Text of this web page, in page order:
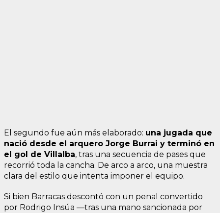
El segundo fue aún más elaborado: una jugada que
nació desde el arquero Jorge Burrai y terminó en
el gol de Villalba, tras una secuencia de pases que
recorrió toda la cancha. De arco a arco, una muestra
clara del estilo que intenta imponer el equipo.
Si bien Barracas descontó con un penal convertido
por Rodrigo Insúa —tras una mano sancionada por